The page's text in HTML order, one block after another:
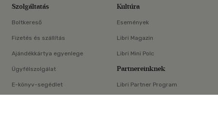
×
Szolgáltatás
Boltkereső
Fizetés és szállítás
Ajándékkártya egyenlege
Ügyfélszolgálat
E-könyv-segédlet
Kultúra
Események
Libri Magazin
Libri Mini Polc
Partnereinknek
Libri Partner Program